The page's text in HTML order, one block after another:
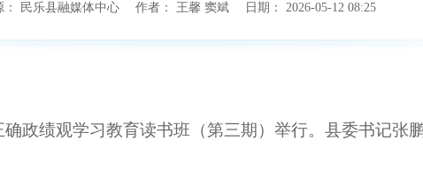
民乐县融媒体中心 作者： 王馨 窦斌 日期： 2026-05-12 08:25
政绩观学习教育读书班（第三期）举行。县委书记张